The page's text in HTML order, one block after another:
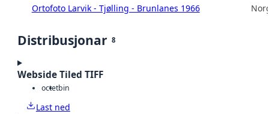
Ortofoto Larvik - Tjølling - Brunlanes 1966
Distribusjonar 8
Webside Tiled TIFF
octetbin
Last ned